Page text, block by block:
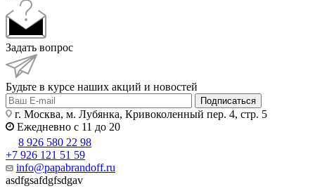
Задать вопрос
Будьте в курсе наших акций и новостей
Подписаться
г. Москва, м. Лубянка, Кривоколенный пер. 4, стр. 5
Ежедневно с 11 до 20
8 926 580 22 98
+7 926 121 51 59
info@papabrandoff.ru
asdfgsafdgfsdgav